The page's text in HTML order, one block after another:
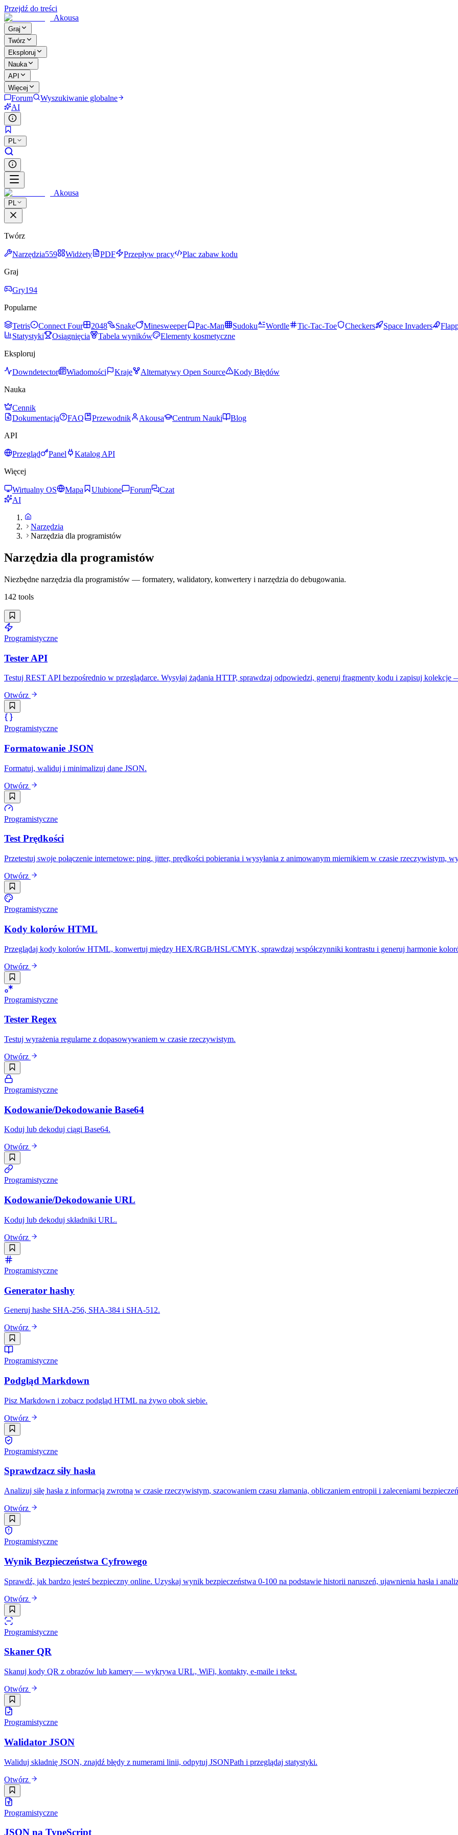
Przejdź do treści
Akousa
Graj
Twórz
Eksploruj
Nauka
API
Więcej
Forum
Wyszukiwanie globalne
AI
PL
Akousa
PL
Twórz
Narzędzia559 Widżety PDF Przepływ pracy
Plac zabaw kodu
Graj
Gry194
Popularne
Tetris Connect Four 2048 Snake Minesweeper Pac-Man Sudoku Wordle Tic-Tac-Toe Checkers Space Invaders
Statystyki
Osiągnięcia Tabela wyników
Elementy kosmetyczne
Eksploruj
Downdetector Wiadomości Kraje Alternatywy Open Source
Kody Błędów
Nauka
Cennik
Dokumentacja
FAQ Przewodnik Akousa Centrum Nauki
Blog
API
Przegląd Panel
Katalog API
Więcej
Wirtualny OS Mapa Ulubione Forum
Czat
AI
Narzędzia
Narzędzia dla programistów
Narzędzia dla programistów
Niezbędne narzędzia dla programistów — formatery, walidatory, konwertery i narzędzia do debugowania.
142 tools
Programistyczne
Tester API
Testuj REST API bezpośrednio w przeglądarce. Wysyłaj żądania HTTP, sprawdzaj odpowiedzi, generuj fragmenty kodu i zapisuj kolekcje
Otwórz
Programistyczne
Formatowanie JSON
Formatuj, waliduj i minimalizuj dane JSON.
Otwórz
Programistyczne
Test Prędkości
Przetestuj swoje połączenie internetowe: ping, jitter, prędkości pobierania i wysyłania z animowanym miernikiem w czasie rzeczywistym,
Otwórz
Programistyczne
Kody kolorów HTML
Przeglądaj kody kolorów HTML, konwertuj między HEX/RGB/HSL/CMYK, sprawdzaj współczynniki kontrastu i generuj harmonie
Otwórz
Programistyczne
Tester Regex
Testuj wyrażenia regularne z dopasowywaniem w czasie rzeczywistym.
Otwórz
Programistyczne
Kodowanie/Dekodowanie Base64
Koduj lub dekoduj ciągi Base64.
Otwórz
Programistyczne
Kodowanie/Dekodowanie URL
Koduj lub dekoduj składniki URL.
Otwórz
Programistyczne
Generator hashy
Generuj hashe SHA-256, SHA-384 i SHA-512.
Otwórz
Programistyczne
Podgląd Markdown
Pisz Markdown i zobacz podgląd HTML na żywo obok siebie.
Otwórz
Programistyczne
Sprawdzacz siły hasła
Analizuj siłę hasła z informacją zwrotną w czasie rzeczywistym, szacowaniem czasu złamania, obliczaniem entropii i zaleceniami
Otwórz
Programistyczne
Wynik Bezpieczeństwa Cyfrowego
Sprawdź, jak bardzo jesteś bezpieczny online. Uzyskaj wynik bezpieczeństwa 0-100 na podstawie historii naruszeń, ujawnienia hasła i
Otwórz
Programistyczne
Skaner QR
Skanuj kody QR z obrazów lub kamery — wykrywa URL, WiFi, kontakty, e-maile i tekst.
Otwórz
Programistyczne
Walidator JSON
Waliduj składnię JSON, znajdź błędy z numerami linii, odpytuj JSONPath i przeglądaj statystyki.
Otwórz
Programistyczne
JSON na TypeScript